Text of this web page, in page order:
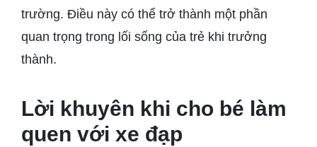
trường. Điều này có thể trở thành một phần
quan trọng trong lối sống của trẻ khi trưởng
thành.
Lời khuyên khi cho bé làm
quen với xe đạp